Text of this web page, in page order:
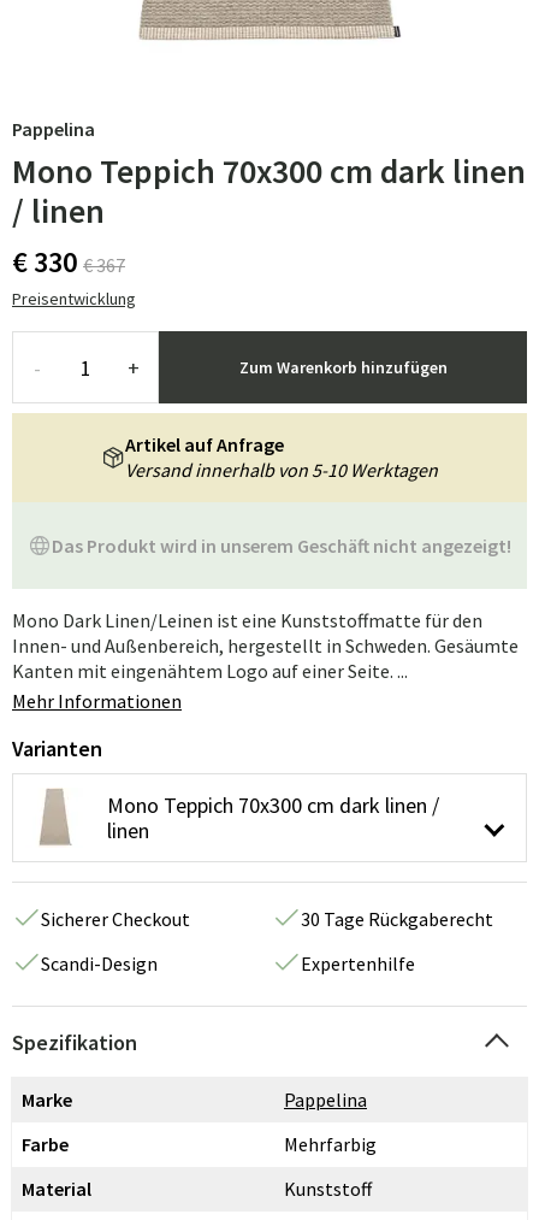
Pappelina
Mono Teppich 70x300 cm dark linen
/ linen
€ 330 € 367
Preisentwicklung
- + Zum Warenkorb hinzufügen
Das Produkt wird in unserem Geschäft nicht angezeigt!
Artikel auf Anfrage
Versand innerhalb von 5-10 Werktagen
Mono Dark Linen/Leinen ist eine Kunststoffmatte für den
Innen- und Außenbereich, hergestellt in Schweden. Gesäumte
Kanten mit eingenähtem Logo auf einer Seite. ...
Mehr Informationen
Varianten
Mono Teppich 70x300 cm dark linen /
linen
Sicherer Checkout
30 Tage Rückgaberecht
Scandi-Design
Expertenhilfe
Spezifikation
Marke
Pappelina
Farbe
Mehrfarbig
Material
Kunststoff